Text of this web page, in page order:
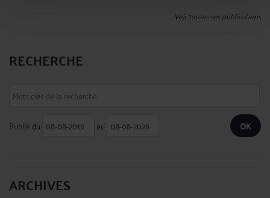
Voir toutes ses publications
RECHERCHE
Publié du au
ARCHIVES